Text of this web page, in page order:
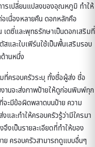
รเปลี่ยนแปลงของอุณหภูมิ ทำให้
เนื่องหลายคืน ดอกหลักคือ
เดซี่และพุทธรักษาเป็นดอกเสริมที่
และใบเฟิร์นใช้เป็นพื้นเสริมรอบ
านหนึ่ง
ที่ครอบครัวระบุ ทั้งชื่อผู้ส่ง ชื่อ
านจะส่งภาพป้ายให้ดูก่อนพิมพ์ทุก
จะมีข้อผิดพลาดบนป้าย ความ
และทำให้ครอบครัวรู้ว่ามีใครมา
งเป็นรายละเอียดที่ทำให้ของ
ครอบครัวสามารถดูแบบอื่นๆ